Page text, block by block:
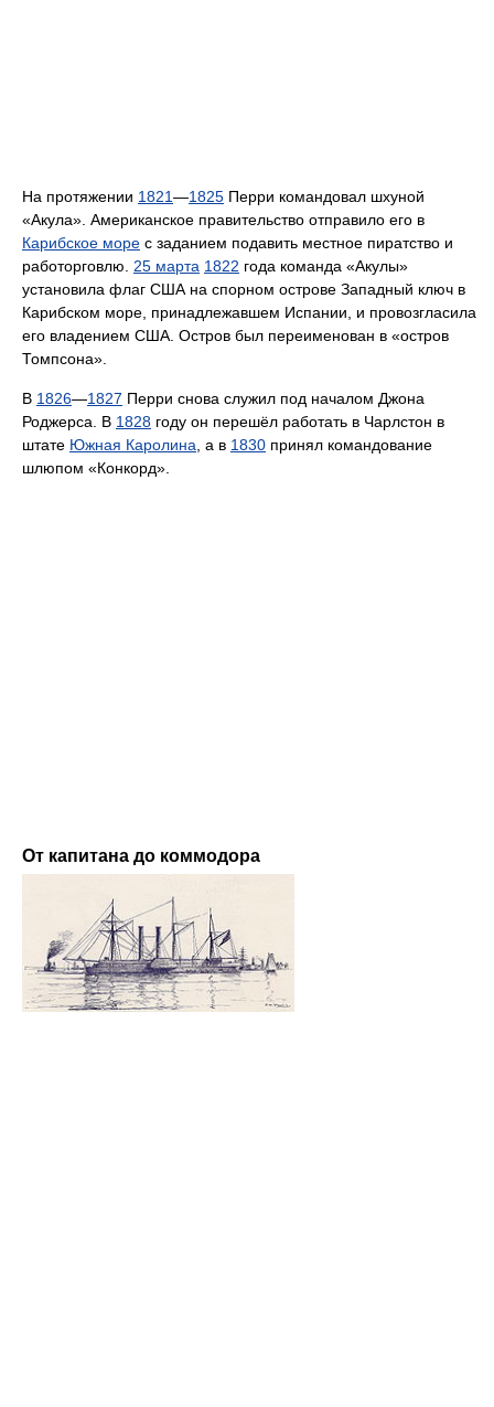
На протяжении 1821—1825 Перри командовал шхуной
«Акула». Американское правительство отправило его в
Карибское море с заданием подавить местное пиратство и
работорговлю. 25 марта 1822 года команда «Акулы»
установила флаг США на спорном острове Западный ключ в
Карибском море, принадлежавшем Испании, и провозгласила
его владением США. Остров был переименован в «остров
Томпсона».
В 1826—1827 Перри снова служил под началом Джона
Роджерса. В 1828 году он перешёл работать в Чарлстон в
штате Южная Каролина , а в 1830 принял командование
шлюпом «Конкорд».
От капитана до коммодора